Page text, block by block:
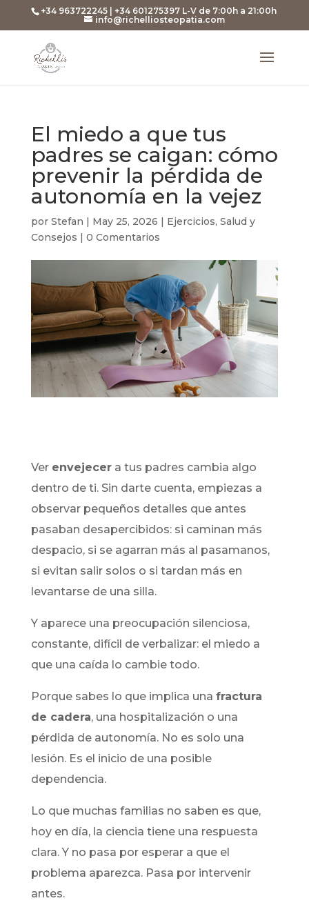
+34 963722245 | +34 601275397 L-V de 7:00h a 21:00h
info@richelliosteopatia.com
El miedo a que tus
padres se caigan: cómo
prevenir la pérdida de
autonomía en la vejez
por Stefan | May 25, 2026 | Ejercicios, Salud y
Consejos | 0 Comentarios
Ver envejecera tus padres cambia algo
dentro de ti. Sin darte cuenta, empiezas a
observar pequeños detalles que antes
pasaban desapercibidos: si caminan más
despacio, si se agarran más al pasamanos,
si evitan salir solos o si tardan más en
levantarse de una silla.
Y aparece una preocupación silenciosa,
constante, difícil de verbalizar: el miedo a
que una caída lo cambie todo.
Porque sabes lo que implica una fractura
de cadera, una hospitalización o una
pérdida de autonomía. No es solo una
lesión. Es el inicio de una posible
dependencia.
Lo que muchas familias no saben es que,
hoy en día, la ciencia tiene una respuesta
clara. Y no pasa por esperar a que el
problema aparezca. Pasa por intervenir
antes.